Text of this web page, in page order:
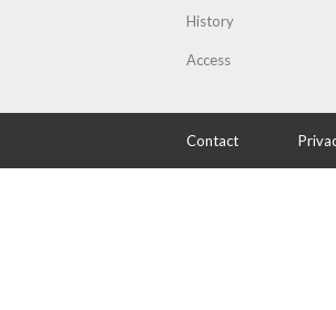
History
Access
Contact